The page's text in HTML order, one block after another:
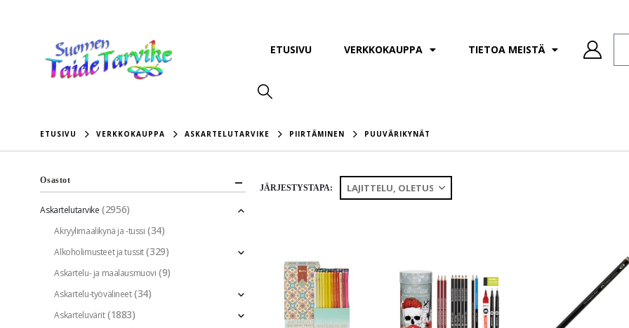
ETUSIVU VERKKOKAUPPA TIETOA MEISTÄ
ETUSIVU VERKKOKAUPPA ASKARTELUTARVIKE PIIRTÄMINEN PUUVÄRIKYNÄT
JÄRJESTYSTAPA:
Osastot
Askartelutarvike (2956)
Akryylimaalikynä ja -tussi (34)
Alkoholimusteet ja tussit (329)
Askartelu- ja maalausmuovi (9)
Askartelu-työvälineet (34)
Askarteluvärit (1883)